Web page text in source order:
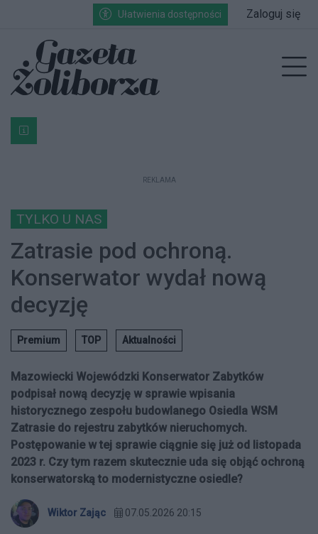
Przejdź do głównych treści
Przejdź do wyszukiwarki
Przejdź do głównego menuUłatwienia dostępności Zaloguj się
Bardzo ważna informacja dla podatników posiadających
REKLAMA
TYLKO U NAS
Zatrasie pod ochroną.
Konserwator wydał nową
decyzję
Premium TOP Aktualności
Mazowiecki Wojewódzki Konserwator Zabytków
podpisał nową decyzję w sprawie wpisania
historycznego zespołu budowlanego Osiedla WSM
Zatrasie do rejestru zabytków nieruchomych.
Postępowanie w tej sprawie ciągnie się już od listopada
2023 r. Czy tym razem skutecznie uda się objąć ochroną
konserwatorską to modernistyczne osiedle?
Wiktor Zając 07.05.2026 20:15